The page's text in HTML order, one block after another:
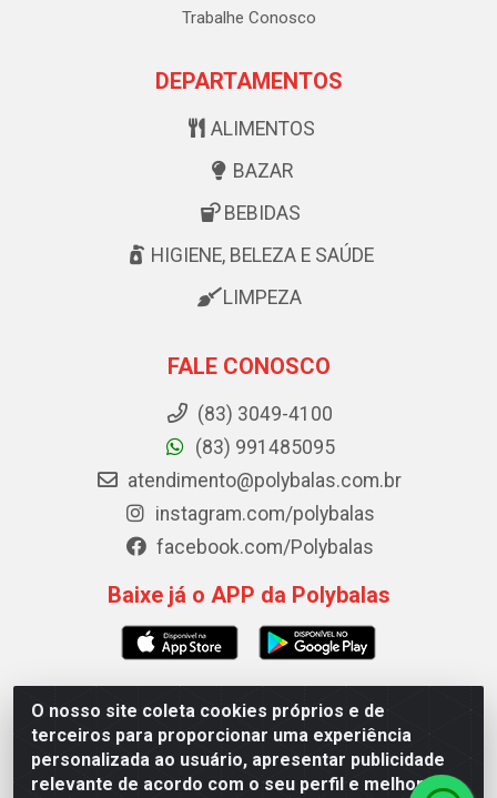
O nosso site coleta cookies próprios e de
terceiros para proporcionar uma experiência
personalizada ao usuário, apresentar publicidade
relevante de acordo com o seu perfil e melhorar a
Trabalhe Conosco
DEPARTAMENTOS
ALIMENTOS
BAZAR
BEBIDAS
HIGIENE, BELEZA E SAÚDE
LIMPEZA
FALE CONOSCO
(83) 3049-4100
(83) 991485095
atendimento@polybalas.com.br
instagram.com/polybalas
facebook.com/Polybalas
Baixe já o APP da Polybalas
Polybalas - Rua João Miguel de Souza, 173 Galpão B -
Ernesto Geisel, João Pessoa/PB - CEP 58.075-075 - CNPJ
00.909.327/0002-61